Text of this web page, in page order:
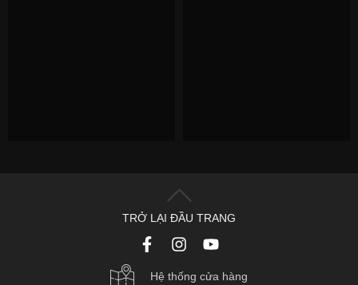
TRỞ LẠI ĐẦU TRANG
Hệ thống cửa hàng